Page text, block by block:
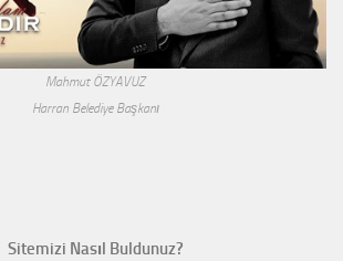
Mahmut ÖZYAVUZ
Harran Belediye Başkanı
Sitemizi Nasıl Buldunuz?